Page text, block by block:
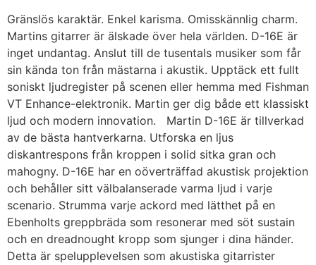
Gränslös karaktär. Enkel karisma. Omisskännlig charm.
Martins gitarrer är älskade över hela världen. D-16E är
inget undantag. Anslut till de tusentals musiker som får
sin kända ton från mästarna i akustik. Upptäck ett fullt
soniskt ljudregister på scenen eller hemma med Fishman
VT Enhance-elektronik. Martin ger dig både ett klassiskt
ljud och modern innovation. Martin D-16E är tillverkad
av de bästa hantverkarna. Utforska en ljus
diskantrespons från kroppen i solid sitka gran och
mahogny. D-16E har en oöverträffad akustisk projektion
och behåller sitt välbalanserade varma ljud i varje
scenario. Strumma varje ackord med lätthet på en
Ebenholts greppbräda som resonerar med söt sustain
och en dreadnought kropp som sjunger i dina händer.
Detta är spelupplevelsen som akustiska gitarrister